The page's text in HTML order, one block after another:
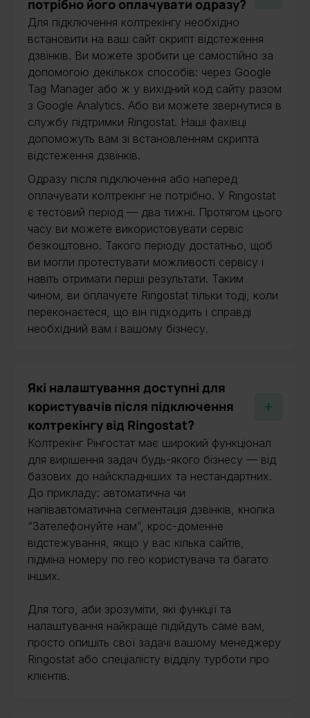
потрібно його оплачувати одразу?
Для підключення колтрекінгу необхідно
встановити на ваш сайт скрипт відстеження
дзвінків. Ви можете зробити це самостійно за
допомогою декількох способів: через Google
Tag Manager або ж у вихідний код сайту разом
з Google Analytics. Або ви можете звернутися в
службу підтримки Ringostat. Наші фахівці
допоможуть вам зі встановленням скрипта
відстеження дзвінків.
Одразу після підключення або наперед
оплачувати колтрекінг не потрібно. У Ringostat
є тестовий період — два тижні. Протягом цього
часу ви можете використовувати сервіс
безкоштовно. Такого періоду достатньо, щоб
ви могли протестувати можливості сервісу і
навіть отримати перші результати. Таким
чином, ви оплачуєте Ringostat тільки тоді, коли
переконаєтеся, що він підходить і справді
необхідний вам і вашому бізнесу.
Які налаштування доступні для
користувачів після підключення
колтрекінгу від Ringostat?
Колтрекінг Рінгостат має широкий функціонал
для вирішення задач будь-якого бізнесу — від
базових до найскладніших та нестандартних.
До прикладу: автоматична чи
напівавтоматична сегментація дзвінків, кнопка
“Зателефонуйте нам”, крос-доменне
відстежування, якщо у вас кілька сайтів,
підміна номеру по гео користувача та багато
інших.
Для того, аби зрозуміти, які функції та
налаштування найкраще підійдуть саме вам,
просто опишіть свої задачі вашому менеджеру
Ringostat або спеціалісту відділу турботи про
клієнтів.